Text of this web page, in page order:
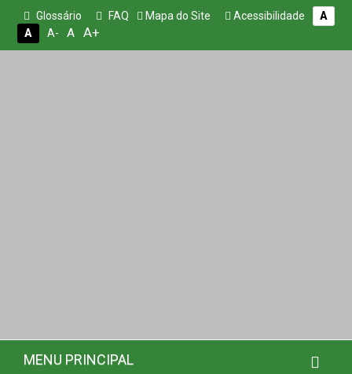
Glossário FAQ Mapa do Site Acessibilidade
A
A
A- A A+
MENU PRINCIPAL